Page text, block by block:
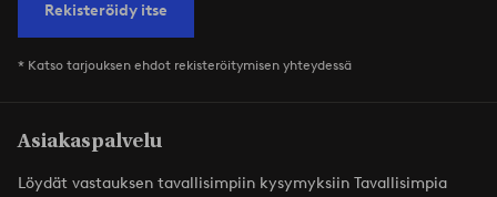
Rekisteröidy itse
* Katso tarjouksen ehdot rekisteröitymisen yhteydessä
Asiakaspalvelu
Löydät vastauksen tavallisimpiin kysymyksiin Tavallisimpia